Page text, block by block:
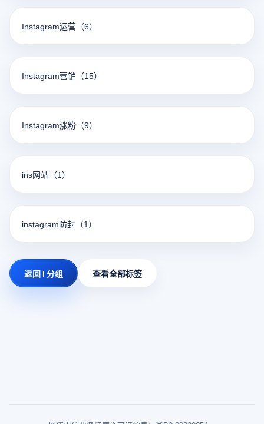
Instagram运营 （6）
Instagram营销 （15）
Instagram涨粉 （9）
ins网站 （1）
instagram防封 （1）
返回 I 分组 查看全部标签